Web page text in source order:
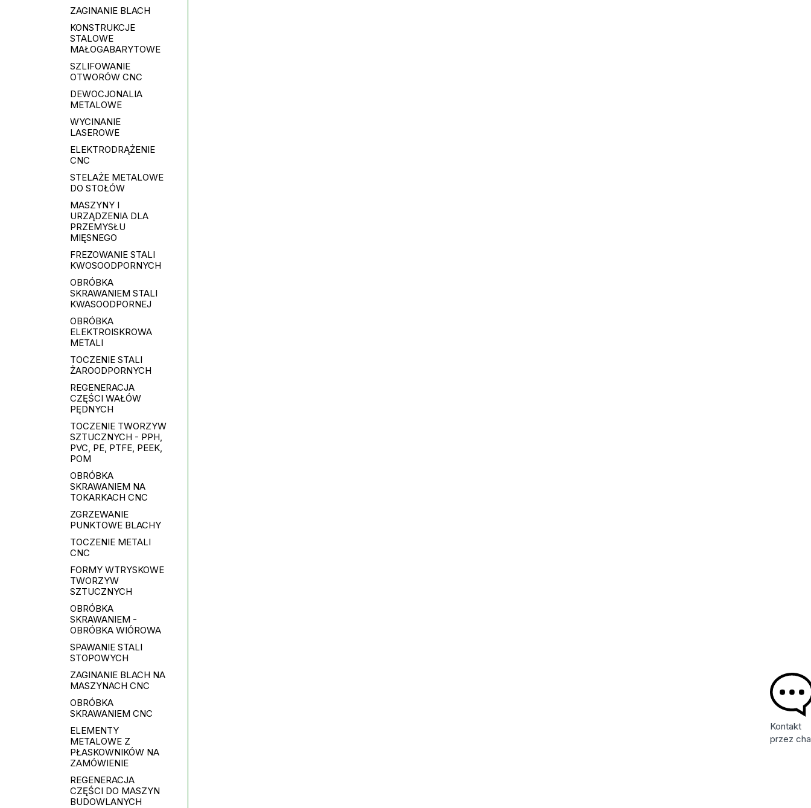
ZAGINANIE BLACH
KONSTRUKCJE
STALOWE
MAŁOGABARYTOWE
SZLIFOWANIE
OTWORÓW CNC
DEWOCJONALIA
METALOWE
WYCINANIE
LASEROWE
ELEKTRODRĄŻENIE
CNC
STELAŻE METALOWE
DO STOŁÓW
MASZYNY I
URZĄDZENIA DLA
PRZEMYSŁU
MIĘSNEGO
FREZOWANIE STALI
KWOSOODPORNYCH
OBRÓBKA
SKRAWANIEM STALI
KWASOODPORNEJ
OBRÓBKA
ELEKTROISKROWA
METALI
TOCZENIE STALI
ŻAROODPORNYCH
REGENERACJA
CZĘŚCI WAŁÓW
PĘDNYCH
TOCZENIE TWORZYW
SZTUCZNYCH - PPH,
PVC, PE, PTFE, PEEK,
POM
OBRÓBKA
SKRAWANIEM NA
TOKARKACH CNC
ZGRZEWANIE
PUNKTOWE BLACHY
TOCZENIE METALI
CNC
FORMY WTRYSKOWE
TWORZYW
SZTUCZNYCH
OBRÓBKA
SKRAWANIEM -
OBRÓBKA WIÓROWA
SPAWANIE STALI
STOPOWYCH
ZAGINANIE BLACH NA
MASZYNACH CNC
OBRÓBKA
SKRAWANIEM CNC
ELEMENTY
METALOWE Z
PŁASKOWNIKÓW NA
ZAMÓWIENIE
REGENERACJA
CZĘŚCI DO MASZYN
BUDOWLANYCH
Kontakt
przez